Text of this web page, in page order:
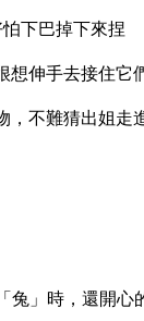
下巴掉下來捏
想伸手去接住它
，不難猜出姐走
兔」時，還開心